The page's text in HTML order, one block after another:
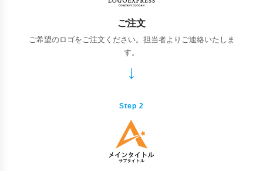
ご注文
ご希望のロゴをご注文ください。担当者よりご連絡いたしま
す。
Step 2